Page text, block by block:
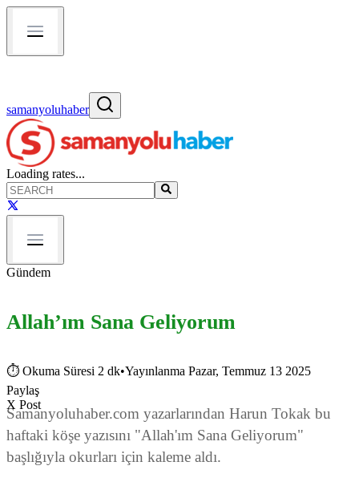
samanyoluhaber
Loading rates...
Gündem
Allah’ım Sana Geliyorum
⏱ Okuma Süresi 2 dk•Yayınlanma Pazar, Temmuz 13 2025
Paylaş
X Post
Samanyoluhaber.com yazarlarından Harun Tokak bu
haftaki köşe yazısını "Allah'ım Sana Geliyorum"
başlığıyla okurları için kaleme aldı.